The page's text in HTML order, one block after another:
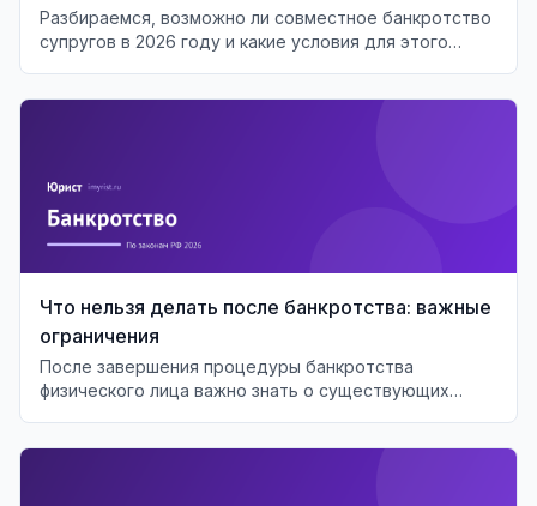
Разбираемся, возможно ли совместное банкротство
супругов в 2026 году и какие условия для этого
Что нельзя делать после банкротства: важные
ограничения
После завершения процедуры банкротства
физического лица важно знать о существующих